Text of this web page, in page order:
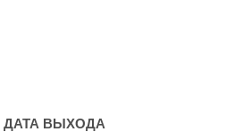
ДАТА ВЫХОДА